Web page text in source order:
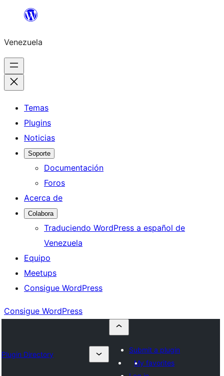
Saltar
contenido
Venezuela
Temas
Plugins
Noticias
Soporte
Documentación
Foros
Acerca de
Colabora
Traduciendo WordPress a español de
Venezuela
Equipo
Meetups
Consigue WordPress
Consigue WordPress
Plugin Directory
Submit a plugin
My favorites